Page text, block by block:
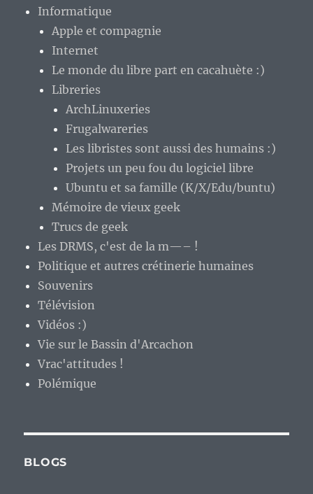
Informatique
Apple et compagnie
Internet
Le monde du libre part en cacahuète :)
Libreries
ArchLinuxeries
Frugalwareries
Les libristes sont aussi des humains :)
Projets un peu fou du logiciel libre
Ubuntu et sa famille (K/X/Edu/buntu)
Mémoire de vieux geek
Trucs de geek
Les DRMS, c'est de la m—– !
Politique et autres crétinerie humaines
Souvenirs
Télévision
Vidéos :)
Vie sur le Bassin d'Arcachon
Vrac'attitudes !
Polémique
BLOGS